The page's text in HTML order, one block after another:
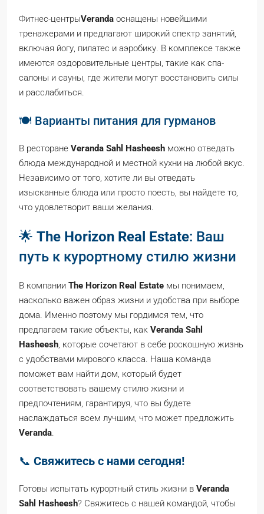
Фитнес-центрыVeranda оснащены новейшими
тренажерами и предлагают широкий спектр занятий,
включая йогу, пилатес и аэробику. В комплексе также
имеются оздоровительные центры, такие как спа-
салоны и сауны, где жители могут восстановить силы
и расслабиться.
🍽️ Варианты питания для гурманов
В ресторане Veranda Sahl Hasheesh можно отведать
блюда международной и местной кухни на любой вкус.
Независимо от того, хотите ли вы отведать
изысканные блюда или просто поесть, вы найдете то,
что удовлетворит ваши желания.
🌟 The Horizon Real Estate: Ваш
путь к курортному стилю жизни
В компании The Horizon Real Estate мы понимаем,
насколько важен образ жизни и удобства при выборе
дома. Именно поэтому мы гордимся тем, что
предлагаем такие объекты, как Veranda Sahl
Hasheesh, которые сочетают в себе роскошную жизнь
с удобствами мирового класса. Наша команда
поможет вам найти дом, который будет
соответствовать вашему стилю жизни и
предпочтениям, гарантируя, что вы будете
наслаждаться всем лучшим, что может предложить
Veranda.
📞 Свяжитесь с нами сегодня!
Готовы испытать курортный стиль жизни в Veranda
Sahl Hasheesh? Свяжитесь с нашей командой, чтобы